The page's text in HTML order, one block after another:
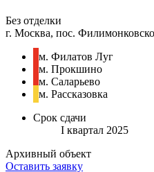
Без отделки
г. Москва, пос.
м. Филатов Луг
м. Прокшино
м. Саларьево
м. Рассказовка
Срок сдачи
I квартал 2025
Архивный объект
Оставить заявку